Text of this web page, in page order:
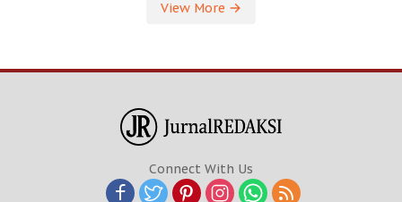
View More
Connect With Us